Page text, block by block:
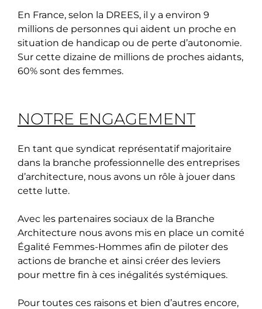
En France, selon la DREES, il y a environ 9
millions de personnes qui aident un proche en
situation de handicap ou de perte d’autonomie.
Sur cette dizaine de millions de proches aidants,
60% sont des femmes.
NOTRE ENGAGEMENT
En tant que syndicat représentatif majoritaire
dans la branche professionnelle des entreprises
d’architecture, nous avons un rôle à jouer dans
cette lutte.
Avec les partenaires sociaux de la Branche
Architecture nous avons mis en place un comité
Égalité Femmes-Hommes afin de piloter des
actions de branche et ainsi créer des leviers
pour mettre fin à ces inégalités systémiques.
Pour toutes ces raisons et bien d’autres encore,